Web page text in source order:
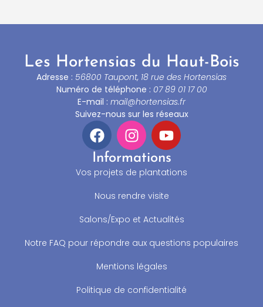
Les Hortensias du Haut-Bois
Adresse : 56800 Taupont, 18 rue des Hortensias
Numéro de téléphone : 07 89 01 17 00
E-mail : mail@hortensias.fr
Suivez-nous sur les réseaux
Informations
Vos projets de plantations
Nous rendre visite
Salons/Expo et Actualités
Notre FAQ pour répondre aux questions populaires
Mentions légales
Politique de confidentialité